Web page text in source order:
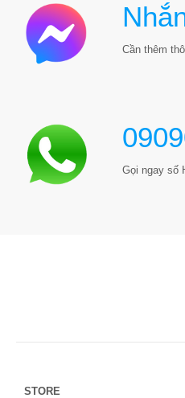
Cần thêm
Gọi ngay số
STORE